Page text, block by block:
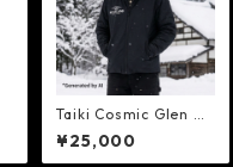
Taiki Cosmic Glen Di
stillery プレミアム・
ワークブルゾン
¥25,000